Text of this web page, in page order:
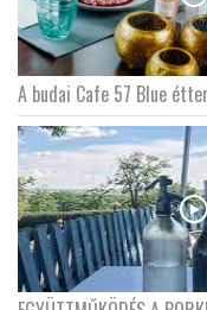
A budai Cafe 57 Blue